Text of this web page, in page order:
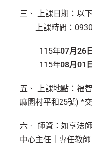
三、 上課日期：以
上課時間：0930-
115年07月26日
115年08月01日
五、 上課地點：福
麻園村平和25號) *
六、 師資：如亨法
中心主任｜專任教師